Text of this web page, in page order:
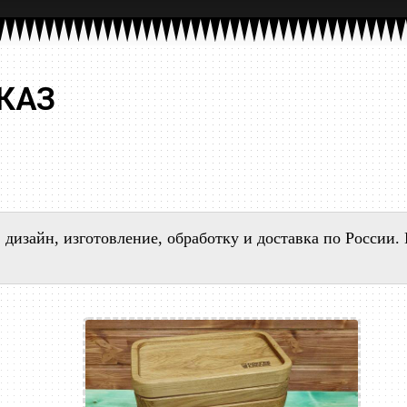
изготовление, обработку и доставка по